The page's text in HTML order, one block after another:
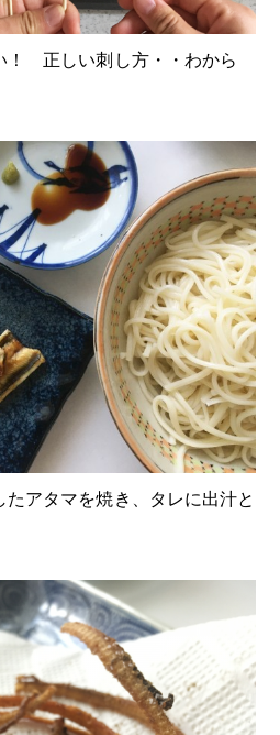
！ 正しい刺し方・・わから
アタマを焼き、タレに出汁と